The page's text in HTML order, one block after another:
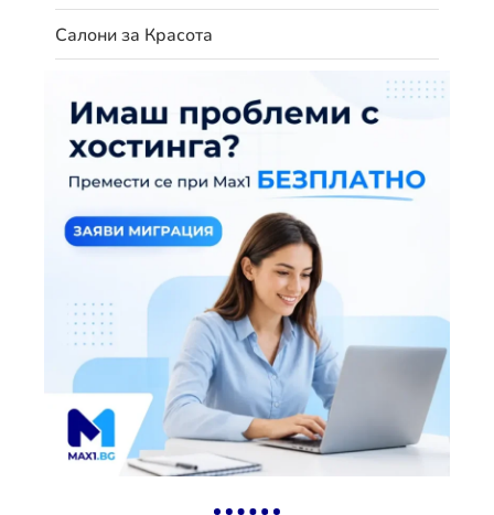
Салони за Красота